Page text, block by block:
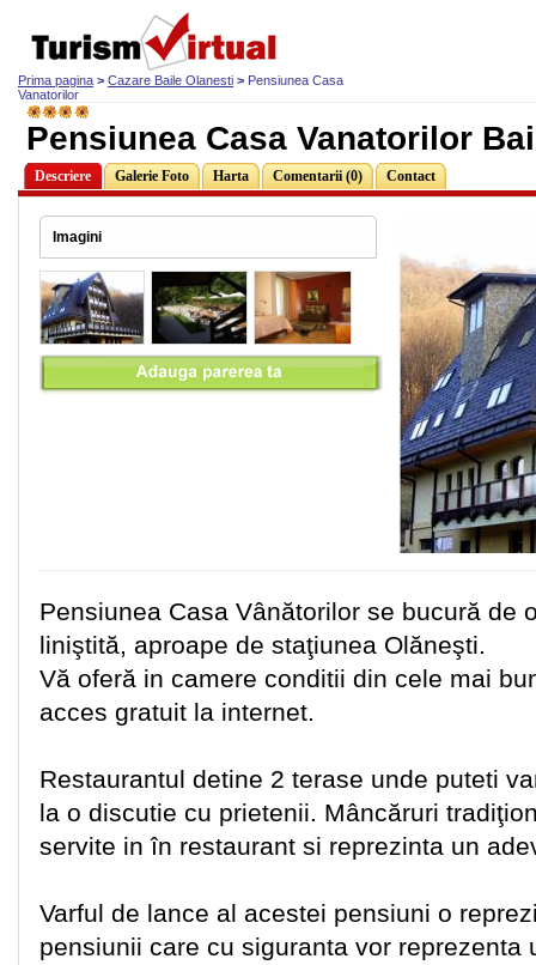
Prima pagina > Cazare Baile Olanesti > Pensiunea Casa
Vanatorilor
Pensiunea Casa Vanatorilor
Descriere Galerie Foto Harta Comentarii (0) Contact
Imagini
Pensiunea Casa Vânătorilor se bucură de
liniştită, aproape de staţiunea Olăneşti.
Vă oferă in camere conditii din cele mai
acces gratuit la internet.
Restaurantul detine 2 terase unde puteti
la o discutie cu prietenii. Mâncăruri
servite in în restaurant si reprezinta un
Varful de lance al acestei pensiuni o
pensiunii care cu siguranta vor reprezenta